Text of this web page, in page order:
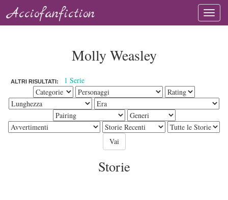
Acciofanfiction
Molly Weasley
ALTRI RISULTATI: 1 Serie
Storie